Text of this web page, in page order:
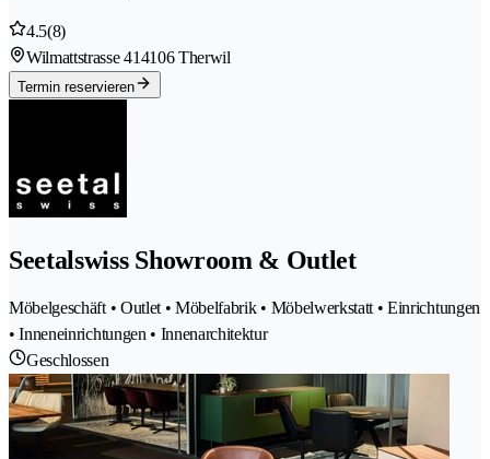
4.5(8)
Wilmattstrasse 414106 Therwil
Termin reservieren
Seetalswiss Showroom & Outlet
Möbelgeschäft • Outlet • Möbelfabrik • Möbelwerkstatt • Einrichtungen
• Inneneinrichtungen • Innenarchitektur
Geschlossen